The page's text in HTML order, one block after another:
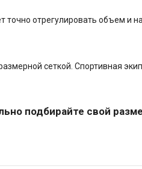
отрегулировать объем и
сеткой. Спортивная
подбирайте свой